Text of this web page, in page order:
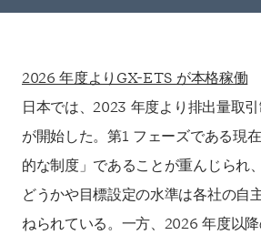
2026 年度よりGX-ETS が本格稼働
日本では、2023 年度より排出量取引
が開始した。第1 フェーズである現
的な制度」であることが重んじられ
どうかや目標設定の水準は各社の自
ねられている。一方、2026 年度以